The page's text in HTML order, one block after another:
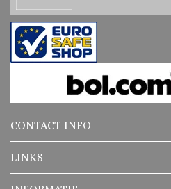
CONTACT INFO
LINKS